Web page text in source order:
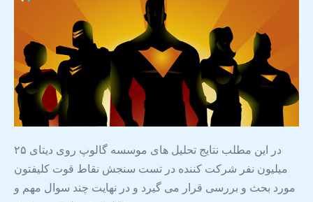
در این مطلب نتایج تحلیل های موسسه گالوپ روی دیتای ۲۵
میلیون نفر شرکت کننده در تست سنجش نقاط قوت کلیفتون
مورد بحث و بررسی قرار می گیرد و در نهایت چند سوال مهم و